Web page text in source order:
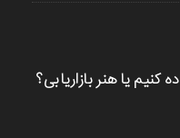
کنیم یا هنر بازاریابی؟